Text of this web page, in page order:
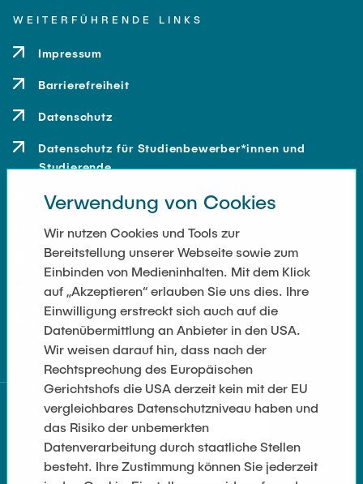
WEITERFÜHRENDE LINKS
Impressum
Barrierefreiheit
Datenschutz
Datenschutz für Studienbewerber*innen und
Studierende
Kontakt
Anfahrt
Presse und Medien
Merchandise-Shop
Cookie-Einstellungen
Verwendung von Cookies
Wir nutzen Cookies und Tools zur
Bereitstellung unserer Webseite sowie zum
Einbinden von Medieninhalten. Mit dem Klick
auf „Akzeptieren“ erlauben Sie uns dies. Ihre
Einwilligung erstreckt sich auch auf die
Datenübermittlung an Anbieter in den USA.
Wir weisen darauf hin, dass nach der
Rechtsprechung des Europäischen
Gerichtshofs die USA derzeit kein mit der EU
vergleichbares Datenschutzniveau haben und
das Risiko der unbemerkten
Datenverarbeitung durch staatliche Stellen
besteht. Ihre Zustimmung können Sie jederzeit